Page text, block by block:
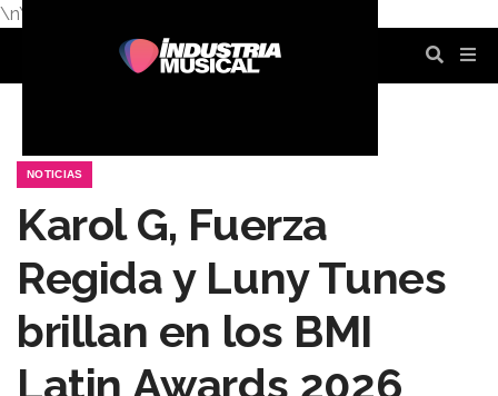
\n\n
NOTICIAS
Karol G, Fuerza
Regida y Luny Tunes
brillan en los BMI
Latin Awards 2026